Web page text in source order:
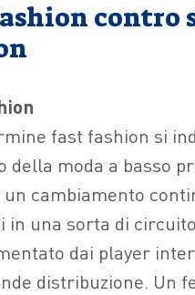
contro
fast fashion si
della moda a basso
un cambiamento
in una sorta di
dai player
distribuzione. Un